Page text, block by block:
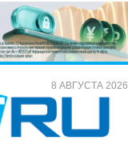
8 АВГУСТА 2026